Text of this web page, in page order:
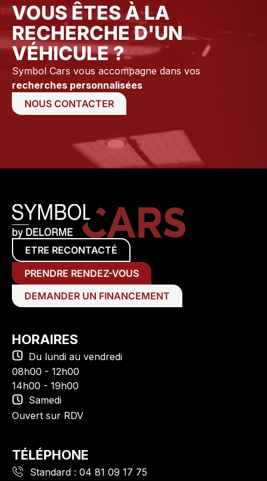
VOUS ÊTES À LA
RECHERCHE D'UN
VÉHICULE ?
Symbol Cars vous accompagne dans vos
recherches personnalisées
NOUS CONTACTER
ETRE RECONTACTÉ
PRENDRE RENDEZ-VOUS
DEMANDER UN FINANCEMENT
HORAIRES
Du lundi au vendredi
08h00 - 12h00
14h00 - 19h00
Samedi
Ouvert sur RDV
TÉLÉPHONE
Standard : 04 81 09 17 75